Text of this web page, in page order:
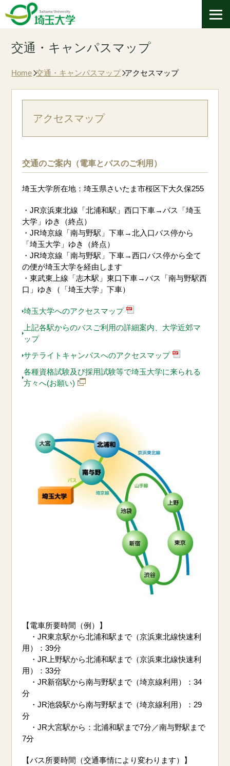
交通・キャンパスマップ
Home 交通・キャンパスマップ アクセスマップ
アクセスマップ
交通のご案内（電車とバスのご利用）
埼玉大学所在地：埼玉県さいたま市桜区下大久保255
・JR京浜東北線「北浦和駅」西口下車→バス「埼玉
大学」ゆき（終点）
・JR埼京線「南与野駅」下車→北入口バス停から
「埼玉大学」ゆき（終点）
・JR埼京線「南与野駅」下車→西口バス停から全て
の便が埼玉大学を経由します
・東武東上線「志木駅」東口下車→バス「南与野駅西
口」ゆき（「埼玉大学」下車）
埼玉大学へのアクセスマップ
上記各駅からのバスご利用の詳細案内、大学近郊マ
ップ
サテライトキャンパスへのアクセスマップ
各種資格試験及び採用試験等で埼玉大学に来られる
方々へ(お願い)
【電車所要時間（例）】
・JR東京駅から北浦和駅まで（京浜東北線快速利
用）：39分
・JR上野駅から北浦和駅まで（京浜東北線快速利
用）：33分
・JR新宿駅から南与野駅まで（埼京線利用）：34
分
・JR池袋駅から南与野駅まで（埼京線利用）：29
分
・JR大宮駅から：北浦和駅まで7分／南与野駅まで
7分
【バス所要時間（交通事情により変わります）】